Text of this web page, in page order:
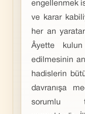
engellenmek
ve karar
her an
Âyette
edilmesinin
hadislerin
davranışa
sorumlu